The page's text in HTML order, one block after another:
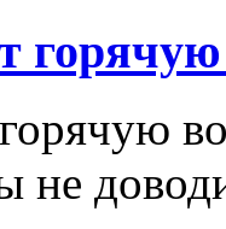
горячую